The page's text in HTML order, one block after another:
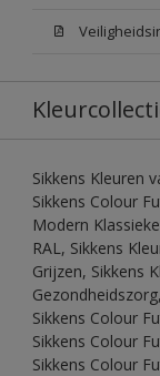
Sikkens Kleuren
Sikkens Colour
Modern
RAL, Sikkens
Grijzen, Sikkens
Sikkens Colour
Sikkens Colour
Sikkens Colour